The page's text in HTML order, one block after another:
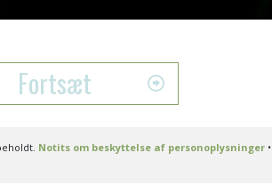
Fortsæt
Notits om beskyttelse af personoplysninger•